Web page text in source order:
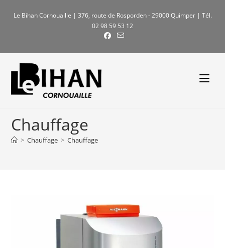
Le Bihan Cornouaille | 376, route de Rosporden - 29000 Quimper | Tél.
02 98 59 53 12
Chauffage
> Chauffage > Chauffage